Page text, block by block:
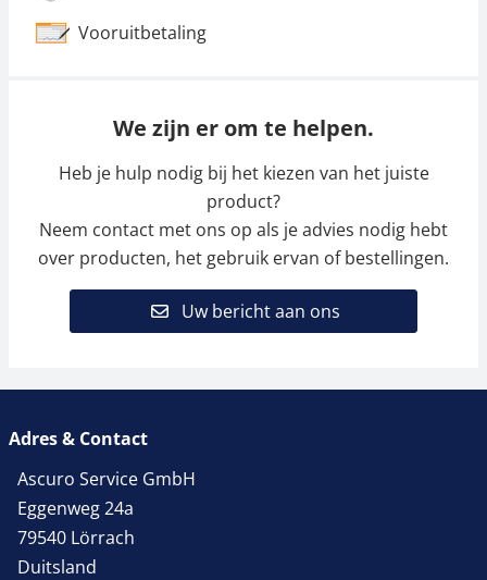
Vooruitbetaling
We zijn er om te helpen.
Heb je hulp nodig bij het kiezen van het juiste
product?
Neem contact met ons op als je advies nodig hebt
over producten, het gebruik ervan of bestellingen.
Uw bericht aan ons
Adres & Contact
Ascuro Service GmbH
Eggenweg 24a
79540 Lörrach
Duitsland